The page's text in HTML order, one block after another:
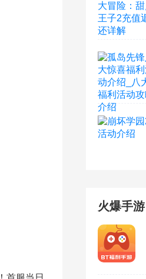
火爆手游